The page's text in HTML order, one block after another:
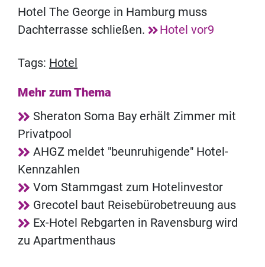
Hotel The George in Hamburg muss
Dachterrasse schließen.
Hotel vor9
Tags: Hotel
Mehr zum Thema
Sheraton Soma Bay erhält Zimmer mit
Privatpool
AHGZ meldet "beunruhigende" Hotel-
Kennzahlen
Vom Stammgast zum Hotelinvestor
Grecotel baut Reisebürobetreuung aus
Ex-Hotel Rebgarten in Ravensburg wird
zu Apartmenthaus